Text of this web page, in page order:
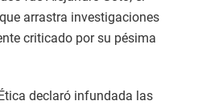
arrastra investigaciones
criticado por su pésima
declaró infundada las